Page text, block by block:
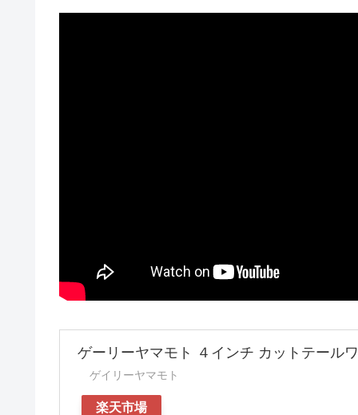
ゲーリーヤマモト ４インチ カットテール
ゲイリーヤマモト
楽天市場